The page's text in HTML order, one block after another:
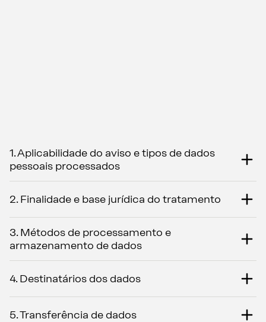
1. Aplicabilidade do aviso e tipos de dados
pessoais processados
2. Finalidade e base jurídica do tratamento
3. Métodos de processamento e
armazenamento de dados
4. Destinatários dos dados
5. Transferência de dados